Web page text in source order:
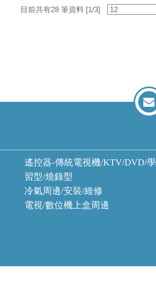
目前共有28 筆資料 [1/3]
遙控器-傳統電視機/KTV/DVD/學
習型/燒錄型
冷氣周邊/安裝/維修
電視/數位機上盒周邊